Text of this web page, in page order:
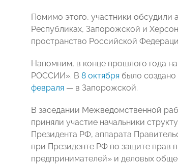
Помимо этого, участники
Республиках, Запорожской и
пространство Российской
Напомним, в конце прошлого года
РОССИИ». В 8 октября было
февраля — в Запорожской.
В заседании Межведомственной
приняли участие начальники
Президента РФ, аппарата
при Президенте РФ по защите
предпринимателей» и деловых